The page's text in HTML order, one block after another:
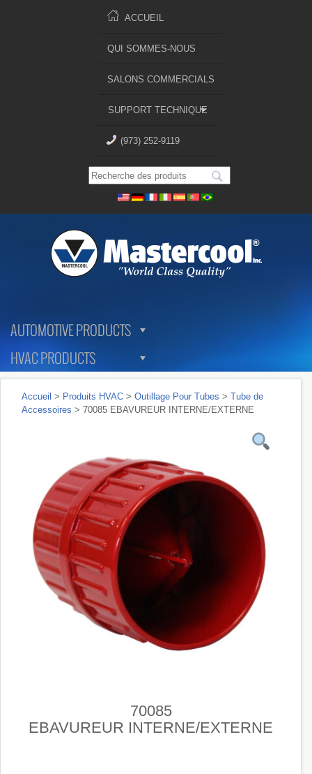
ACCUEIL
QUI SOMMES-NOUS
SALONS COMMERCIALS
SUPPORT TECHNIQUE
(973) 252-9119
AUTOMOTIVE PRODUCTS
HVAC PRODUCTS
Accueil > Produits HVAC > Outillage Pour Tubes > Tube de
Accessoires > 70085 EBAVUREUR INTERNE/EXTERNE
70085
EBAVUREUR INTERNE/EXTERNE